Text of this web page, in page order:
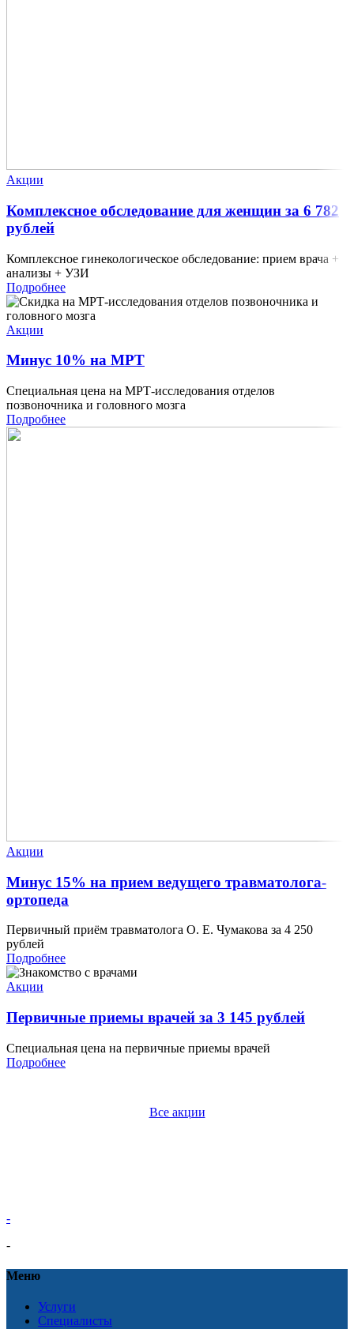
Акции
Комплексное обследование для женщин за 6 782
рублей
Комплексное гинекологическое обследование: прием врача +
анализы + УЗИ
Подробнее
Акции
Минус 10% на МРТ
Специальная цена на МРТ-исследования отделов
позвоночника и головного мозга
Подробнее
Акции
Минус 15% на прием ведущего травматолога-
ортопеда
Первичный приём травматолога О. Е. Чумакова за 4 250
рублей
Подробнее
Акции
Первичные приемы врачей за 3 145 рублей
Специальная цена на первичные приемы врачей
Подробнее
Все акции
-
-
Меню
Услуги
Специалисты